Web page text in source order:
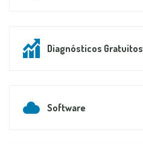
Diagnósticos Gratuitos
Software